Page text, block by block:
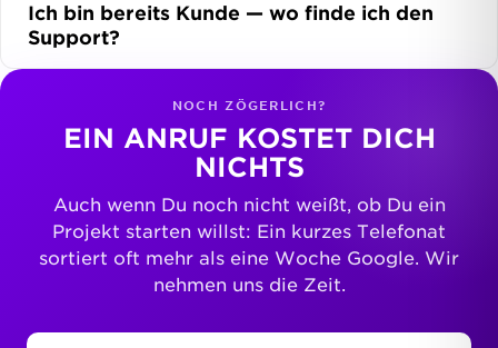
Ich bin bereits Kunde — wo finde ich den
Support?
NOCH ZÖGERLICH?
EIN ANRUF KOSTET DICH
NICHTS
Auch wenn Du noch nicht weißt, ob Du ein
Projekt starten willst: Ein kurzes Telefonat
sortiert oft mehr als eine Woche Google. Wir
nehmen uns die Zeit.